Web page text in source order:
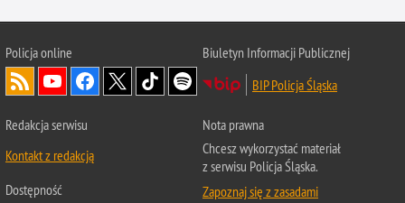
Policja online
Biuletyn Informacji Publicznej
BIP Policja Śląska
Redakcja serwisu
Kontakt z redakcją
Dostępność
Nota prawna
Chcesz wykorzystać materiał
z serwisu Policja Śląska.
Zapoznaj się z zasadami